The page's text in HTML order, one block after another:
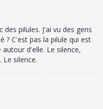
pilules. J'ai vu des gens
? C'est pas la pilule qui est
d'elle. Le silence,
Le silence.